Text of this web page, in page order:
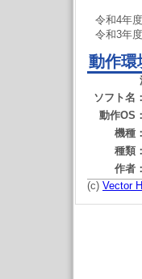
令和4年
令和3年
動作環
ソフト名：
動作OS：
機種：
種類：
作者：
(c) Vector